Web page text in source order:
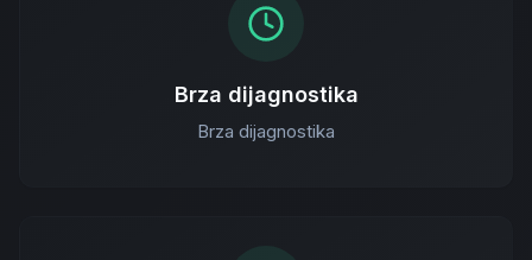
Brza dijagnostika
Brza dijagnostika